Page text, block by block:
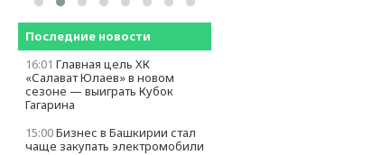
Последние новости
16:01 Главная цель ХК
«Салават Юлаев» в новом
сезоне — выиграть Кубок
Гагарина
15:00Бизнес в Башкирии стал
чаще закупать электромобили